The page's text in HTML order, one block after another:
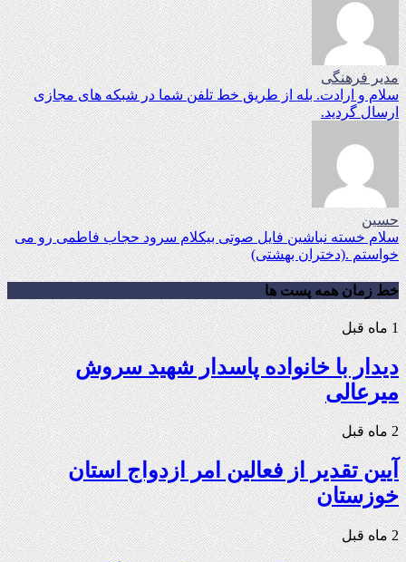
مدیر فرهنگی
سلام و ارادت. بله از طریق خط تلفن شما در شبکه های مجازی
ارسال گردید.
حسین
سلام خسته نباشین فایل صوتی بیکلام سرود حجاب فاطمی رو می
خواستم .(دختران بهشتی)
خط زمان همه پست ها
1 ماه قبل
دیدار با خانواده پاسدار شهید سروش
میرعالی
2 ماه قبل
آیین تقدیر از فعالین امر ازدواج استان
خوزستان
2 ماه قبل